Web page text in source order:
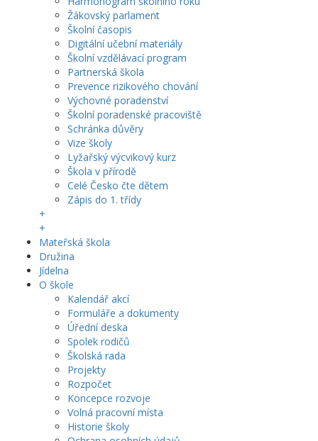
Žákovský parlament
Školní časopis
Digitální učební materiály
Školní vzdělávací program
Partnerská škola
Prevence rizikového chování
Výchovné poradenství
Školní poradenské pracoviště
Schránka důvěry
Vize školy
Lyžařský výcvikový kurz
Škola v přírodě
Celé Česko čte dětem
Zápis do 1. třídy
+
+
Mateřská škola
Družina
Jídelna
O škole
Kalendář akcí
Formuláře a dokumenty
Úřední deska
Spolek rodičů
Školská rada
Projekty
Rozpočet
Koncepce rozvoje
Volná pracovní místa
Historie školy